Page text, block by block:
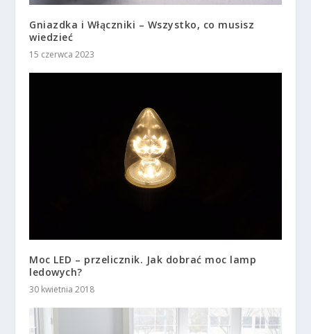
Gniazdka i Włączniki – Wszystko, co musisz
wiedzieć
15 czerwca 2023
Moc LED – przelicznik. Jak dobrać moc lamp
ledowych?
30 kwietnia 2018